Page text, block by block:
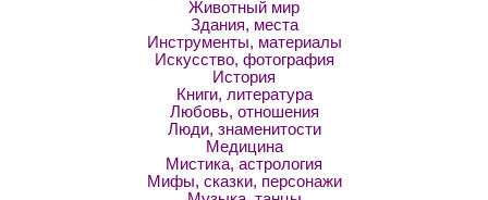
Животный мир
Здания, места
Инструменты, материалы
Искусство, фотография
История
Книги, литература
Любовь, отношения
Люди, знаменитости
Медицина
Мистика, астрология
Мифы, сказки, персонажи